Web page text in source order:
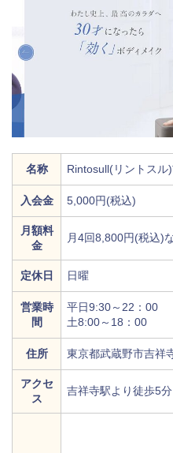
名称 Rintosull(リントスル
入会金 5,000円(税込)
月額料
金
月4回8,800円(税込)
定休日 日曜
営業時
間
平日9:30～22：00
土8:00～18：00
住所 東京都武蔵野市吉祥
アクセ
ス
吉祥寺駅より徒歩5分